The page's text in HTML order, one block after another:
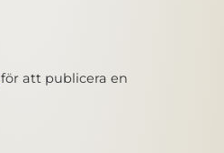
för att publicera en